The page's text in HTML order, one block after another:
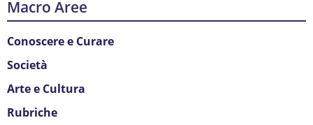
Macro Aree
Conoscere e Curare
Società
Arte e Cultura
Rubriche